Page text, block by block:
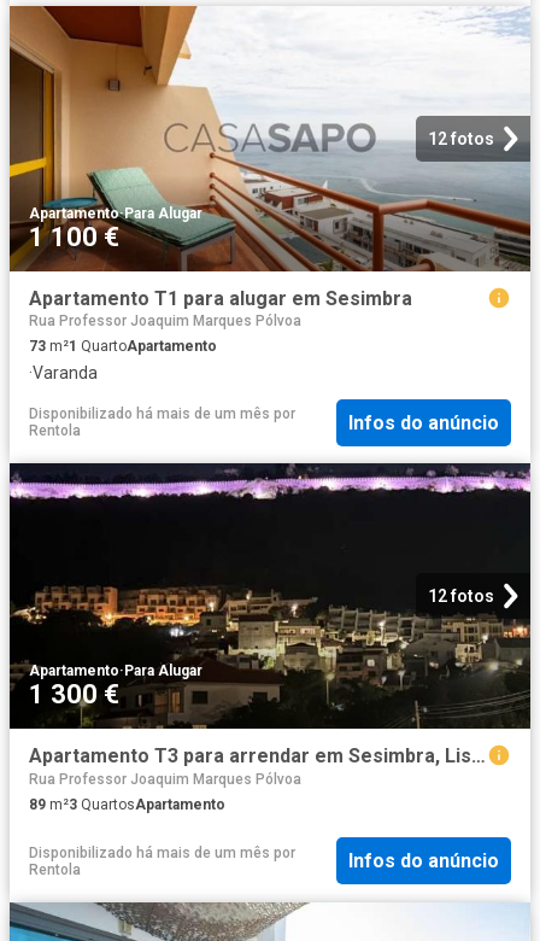
12 fotos
Apartamento·Para Alugar
1 100 €
Apartamento T1 para alugar em Sesimbra
Rua Professor Joaquim Marques Pólvoa
73 m²1 QuartoApartamento
·Varanda
Disponibilizado há mais de um mês por
Rentola
Infos do anúncio
12 fotos
Apartamento· Para Alugar
1 300 €
Apartamento T3 para arrendar em Sesimbra, Lisboa
Rua Professor Joaquim Marques Pólvoa
89 m²3 QuartosApartamento
Disponibilizado há mais de um mês por
Rentola
Infos do anúncio